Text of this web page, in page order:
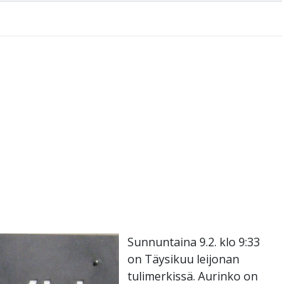
Sunnuntaina 9.2. klo 9:33
on Täysikuu leijonan
tulimerkissä. Aurinko on